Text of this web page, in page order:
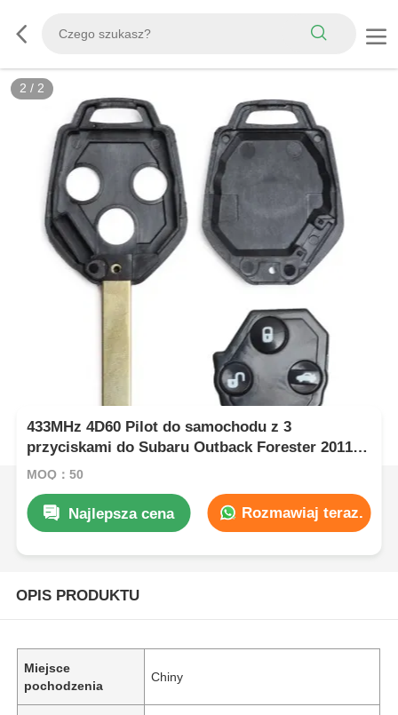
2 / 2
433MHz 4D60 Pilot do samochodu z 3
przyciskami do Subaru Outback Forester 2011 -
2012
MOQ：50
Najlepsza cena Rozmawiaj teraz.
OPIS PRODUKTU
Miejsce
pochodzenia
Chiny